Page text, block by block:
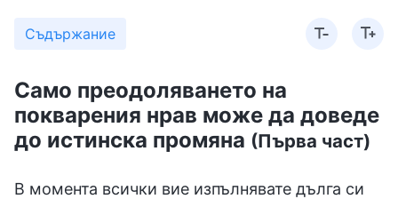
Съдържание
Само преодоляването на
покварения нрав може да доведе
до истинска промяна (Първа част)
В момента всички вие изпълнявате дълга си